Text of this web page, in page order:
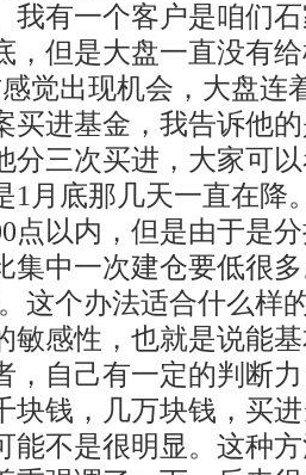
我有一个客户是咱们
，但是大盘一直没有
觉出现机会，大盘连
买进基金，我告诉他
分三次买进，大家可
1月底那几天一直在降
点以内，但是由于是
集中一次建仓要低很
这个办法适合什么样
敏感性，也就是说能
，自己有一定的判断
块钱，几万块钱，买
能不是很明显。这种